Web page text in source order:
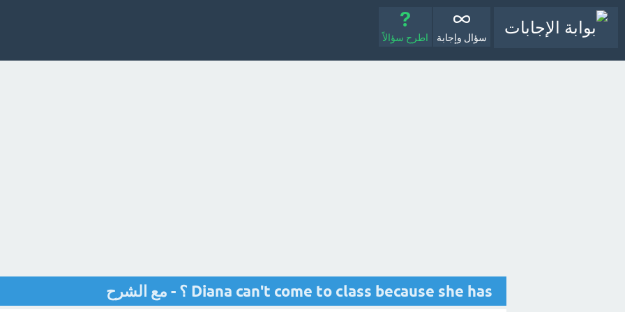
سؤال وإجابة اطرح سؤالاً
Diana can't come to class because she has ؟ - مع الشرح